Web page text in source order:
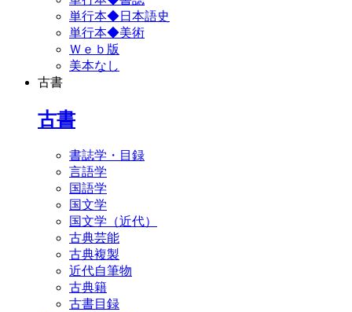
単行本◆日本語史
単行本◆美術
Ｗｅｂ版
美本なし
古書
古書
書誌学・目録
言語学
国語学
国文学
国文学（近代）
古典芸能
古典複製
近代自筆物
古典籍
古書目録